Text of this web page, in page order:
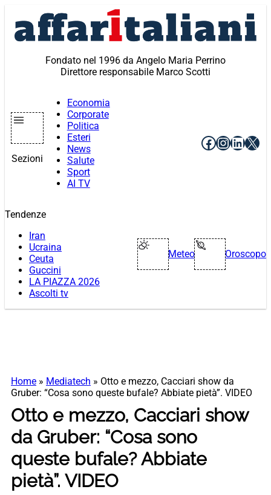
contenuto
Fondato nel 1996 da Angelo Maria Perrino
Direttore responsabile Marco Scotti
Sezioni
Economia
Corporate
Politica
Esteri
News
Salute
Sport
AI TV
Facebook
X
Tendenze
Iran
Ucraina
Ceuta
Guccini
LA PIAZZA 2026
Ascolti tv
Meteo Oroscopo
Home » Mediatech » Otto e mezzo, Cacciari show da
Gruber: “Cosa sono queste bufale? Abbiate pietà”. VIDEO
Otto e mezzo, Cacciari show
da Gruber: “Cosa sono
queste bufale? Abbiate
pietà”. VIDEO